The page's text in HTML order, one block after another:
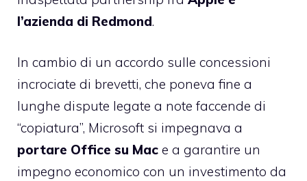
l’azienda di Redmond.
In cambio di un accordo sulle concessioni
incrociate di brevetti, che poneva fine a
lunghe dispute legate a note faccende di
“copiatura”, Microsoft si impegnava a
portare Office su Mac e a garantire un
impegno economico con un investimento da